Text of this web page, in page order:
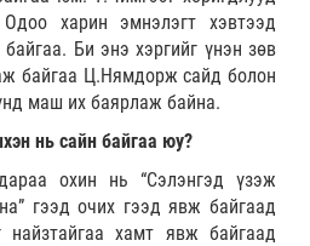
харин эмнэлэгт хэвтээд
Би энэ хэргийг үнэн зөв
байгаа Ц.Нямдорж сайд болон
маш их баярлаж байна.
нь сайн байгаа юу?
охин нь “Сэлэнгэд үзэж
гээд очих гээд явж байгаад
хамт явж байгаад